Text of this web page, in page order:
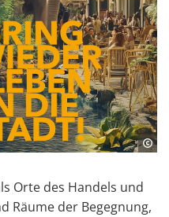
Orte des Handels und
Räume der Begegnung,